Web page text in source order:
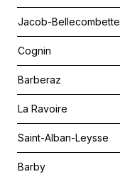
Jacob-Bellecombette
Cognin
Barberaz
La Ravoire
Saint-Alban-Leysse
Barby